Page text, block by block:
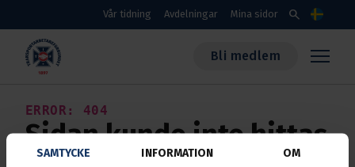
SAMTYCKE INFORMATION OM
Skippa till huvudinnehållet
Vår tidning Avdelningar Mina sidor search Språk
Transportarbetareförbundet
Bli medlem
ERROR: 404
Sidan kunde inte hittas